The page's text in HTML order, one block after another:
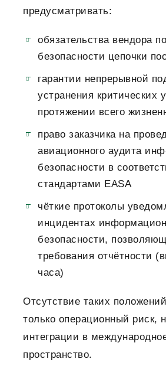
предусматривать:
обязательства вендора
безопасности цепочки
гарантии непрерывной
устранения критических
протяжении всего
право заказчика на
авиационного аудита
безопасности в
стандартами EASA
чёткие протоколы
инцидентах
безопасности,
требования отчётности
часа)
Отсутствие таких
только операционный риск,
интеграции в
пространство.